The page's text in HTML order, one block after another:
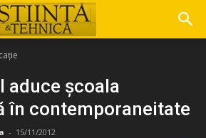
aduce școala
în contemporaneitate
- 15/11/2012